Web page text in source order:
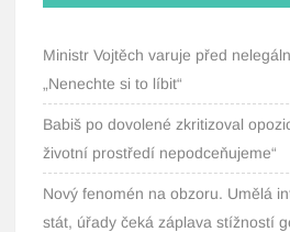
Ministr Vojtěch varuje před
„Nenechte si to líbit“
Babiš po dovolené zkritizoval
životní prostředí nepodceňujeme“
Nový fenomén na obzoru. Umělá
stát, úřady čeká záplava stížností